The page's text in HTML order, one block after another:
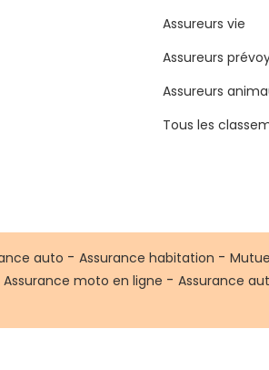
Assureurs vie
Assureurs
Assureurs
Tous les
auto - Assurance habitation -
Assurance moto en ligne - Assurance